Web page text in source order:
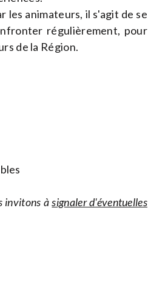
les animateurs, il s'agit de se
régulièrement, pour
de la Région.
invitons àsignaler d'éventuelles